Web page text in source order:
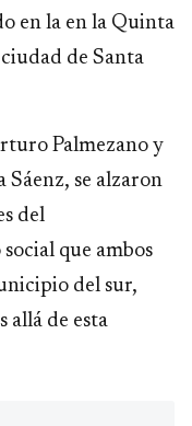
en la en la Quinta
de Santa
Palmezano y
se alzaron
del
que ambos
del sur,
allá de esta